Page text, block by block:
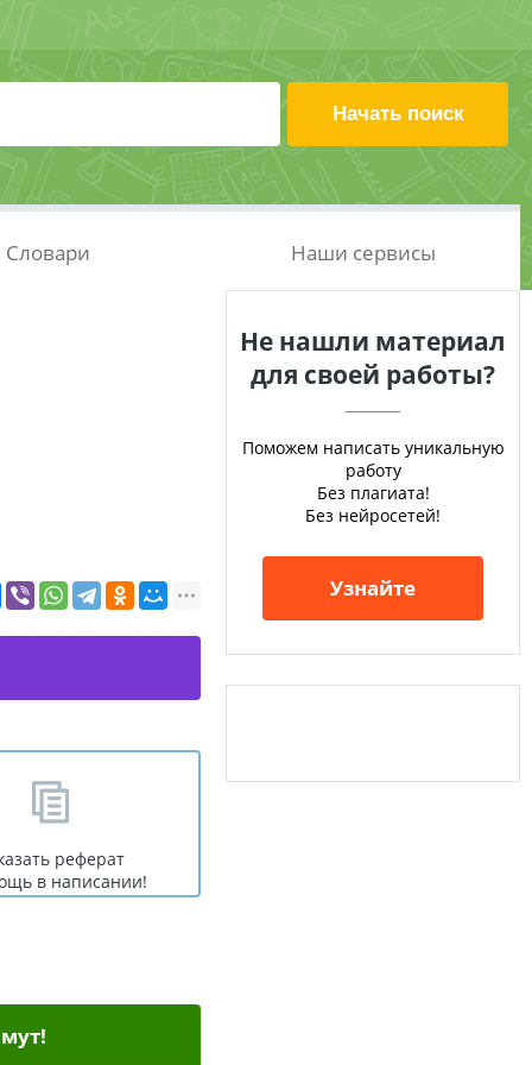
Словари Наши сервисы
реферат
в написании!
Не нашли материал
для своей работы?
Поможем написать уникальную
работу
Без плагиата!
Без нейросетей!
Узнайте